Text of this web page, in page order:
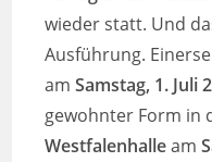
wieder statt. Und
Ausführung.
amSamstag, 1. Juli
gewohnter Form in
Westfalenhalleam